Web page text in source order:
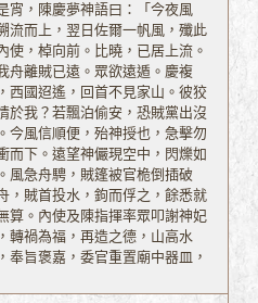
宵，陳慶夢神語曰：「今夜風
流而上，翌日佐爾一帆風，殲此
使，棹向前。比曉，已居上流。
舟離賊已遠。眾欲遠遁。慶複
西國迢遙，回首不見家山。彼狡
於我？若飄泊偷安，恐賊黨出沒
今風信順便，殆神授也，急擊勿
而下。遠望神儼現空中，閃爍如
風急舟騁，賊篷被官桅倒插破
，賊首投水，鉤而俘之，餘悉就
算。內使及陳指揮率眾叩謝神妃
轉禍為福，再造之德，山高水
奉旨褒嘉，委官重置廟中器皿，